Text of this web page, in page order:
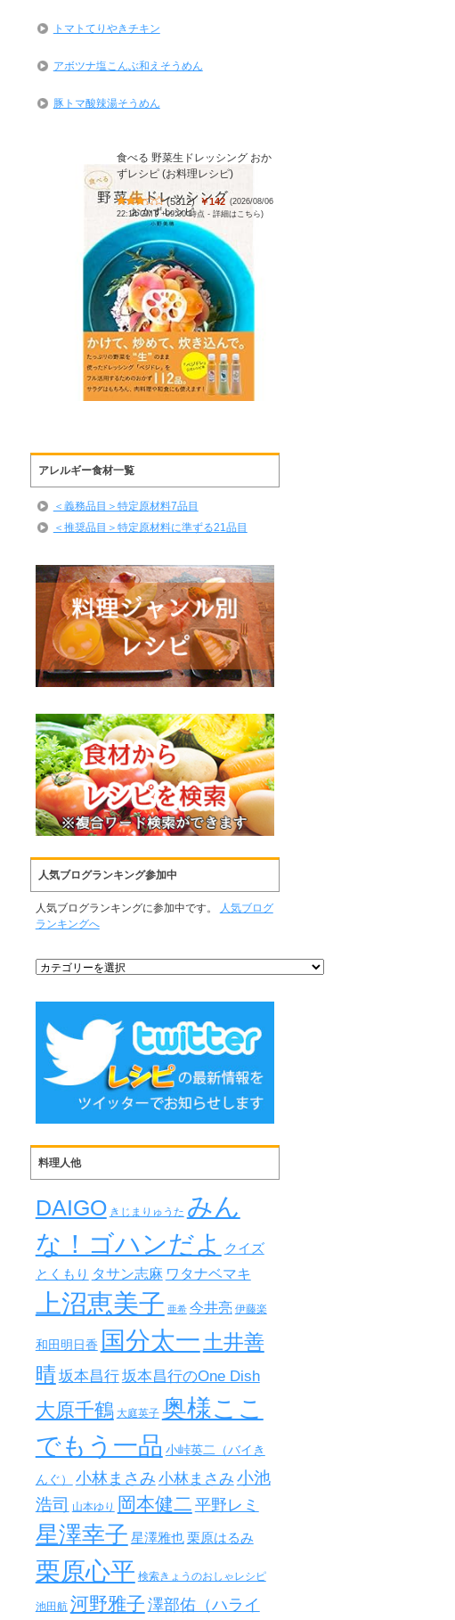
トマトてりやきチキン
アボツナ塩こんぶ和えそうめん
豚トマ酸辣湯そうめん
食べる 野菜生ドレッシング おか
ずレシピ (お料理レシピ)
(5312) ￥142 (2026/08/06
22:14 GMT +09:00 時点 -詳細はこちら)
アレルギー食材一覧
＜義務品目＞特定原材料7品目
＜推奨品目＞特定原材料に準ずる21品目
人気ブログランキング参加中
人気ブログランキングに参加中です。
人気ブログ
ランキングへ
料理人他
DAIGO きじまりゅうた みん
な！ゴハンだよ
クイズ
とくもり タサン志麻 ワタナベマキ
上沼恵美子 亜希 今井亮 伊藤楽
和田明日香 国分太一土井善
晴坂本昌行坂本昌行のOne Dish
大原千鶴 大庭英子 奥様ここ
でもう一品 小峠英二（バイき
んぐ） 小林まさみ 小林まさみ 小池
浩司 山本ゆり 岡本健二 平野レミ
星澤幸子 星澤雅也 栗原はるみ
栗原心平 検索きょうのおしゃレシピ
池田航 河野雅子 澤部佑（ハライ